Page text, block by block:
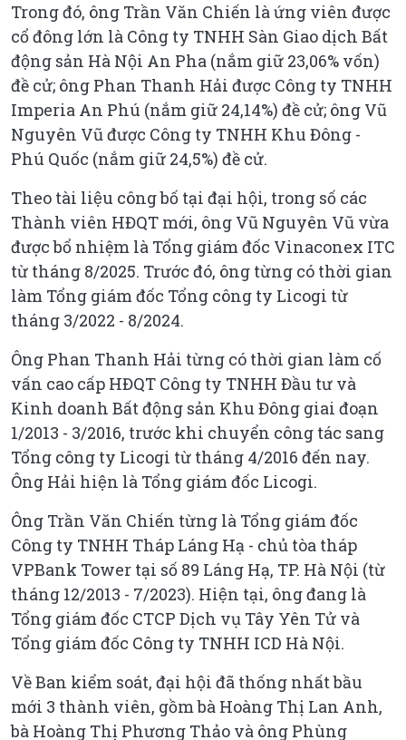
Trong đó, ông Trần Văn Chiến là ứng viên được
cổ đông lớn là Công ty TNHH Sàn Giao dịch Bất
động sản Hà Nội An Pha (nắm giữ 23,06% vốn)
đề cử; ông Phan Thanh Hải được Công ty TNHH
Imperia An Phú (nắm giữ 24,14%) đề cử; ông Vũ
Nguyên Vũ được Công ty TNHH Khu Đông -
Phú Quốc (nắm giữ 24,5%) đề cử.
Theo tài liệu công bố tại đại hội, trong số các
Thành viên HĐQT mới, ông Vũ Nguyên Vũ vừa
được bổ nhiệm là Tổng giám đốc Vinaconex ITC
từ tháng 8/2025. Trước đó, ông từng có thời gian
làm Tổng giám đốc Tổng công ty Licogi từ
tháng 3/2022 - 8/2024.
Ông Phan Thanh Hải từng có thời gian làm cố
vấn cao cấp HĐQT Công ty TNHH Đầu tư và
Kinh doanh Bất động sản Khu Đông giai đoạn
1/2013 - 3/2016, trước khi chuyển công tác sang
Tổng công ty Licogi từ tháng 4/2016 đến nay.
Ông Hải hiện là Tổng giám đốc Licogi.
Ông Trần Văn Chiến từng là Tổng giám đốc
Công ty TNHH Tháp Láng Hạ - chủ tòa tháp
VPBank Tower tại số 89 Láng Hạ, TP. Hà Nội (từ
tháng 12/2013 - 7/2023). Hiện tại, ông đang là
Tổng giám đốc CTCP Dịch vụ Tây Yên Tử và
Tổng giám đốc Công ty TNHH ICD Hà Nội.
Về Ban kiểm soát, đại hội đã thống nhất bầu
mới 3 thành viên, gồm bà Hoàng Thị Lan Anh,
bà Hoàng Thị Phương Thảo và ông Phùng